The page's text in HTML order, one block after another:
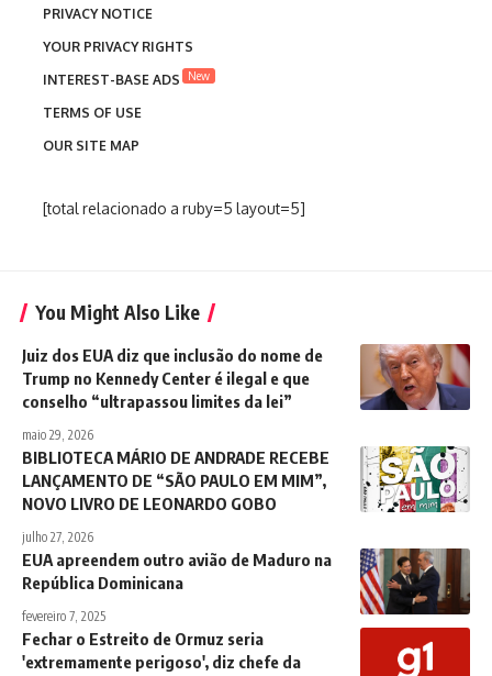
PRIVACY NOTICE
YOUR PRIVACY RIGHTS
INTEREST-BASE ADS
New
TERMS OF USE
OUR SITE MAP
[total relacionado a ruby=5 layout=5]
You Might Also Like
Juiz dos EUA diz que inclusão do nome de
Trump no Kennedy Center é ilegal e que
conselho “ultrapassou limites da lei”
maio 29, 2026
BIBLIOTECA MÁRIO DE ANDRADE RECEBE
LANÇAMENTO DE “SÃO PAULO EM MIM”,
NOVO LIVRO DE LEONARDO GOBO
julho 27, 2026
EUA apreendem outro avião de Maduro na
República Dominicana
fevereiro 7, 2025
Fechar o Estreito de Ormuz seria
'extremamente perigoso', diz chefe da